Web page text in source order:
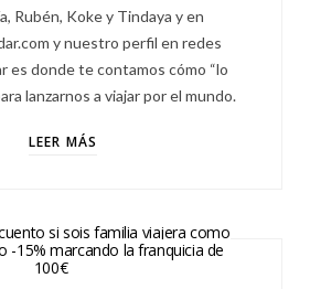
Rubén, Koke y Tindaya y en
y nuestro perfil en redes
es donde te contamos cómo “lo
lanzarnos a viajar por el mundo.
LEER MÁS
si sois familia viajera como
-15% marcando la franquicia de
100€